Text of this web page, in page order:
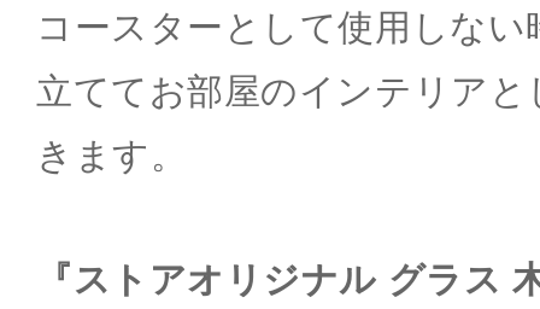
コースターとして使用しな
立ててお部屋のインテリア
きます。
『ストアオリジナル グラス